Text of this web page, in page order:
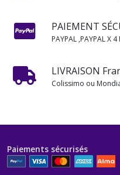
PAIEMENT
PAYPAL ,PAYPAL X 4
LIVRAISON
Colissimo ou
Paiements sécurisés